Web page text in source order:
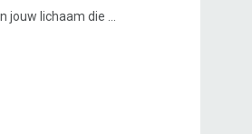
lichaam die ...